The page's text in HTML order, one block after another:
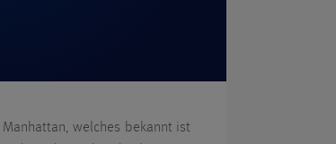
welches bekannt ist